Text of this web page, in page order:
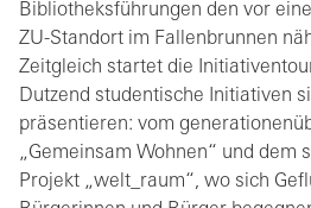
Bibliotheksführungen den vor
ZU-Standort im Fallenbrunnen
Zeitgleich startet die
Dutzend studentische Initiativen
präsentieren: vom
„Gemeinsam Wohnen“ und dem
Projekt „welt_raum“, wo sich